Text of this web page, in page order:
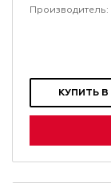
Производитель:
КУПИТЬ В